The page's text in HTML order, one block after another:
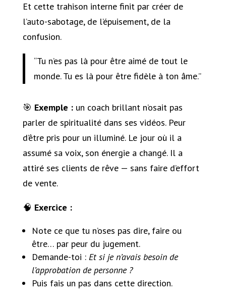
Et cette trahison interne finit par créer de
l’auto-sabotage, de l’épuisement, de la
confusion.
“Tu n’es pas là pour être aimé de tout le
monde. Tu es là pour être fidèle à ton âme.”
🎯 Exemple :un coach brillant n’osait pas
parler de spiritualité dans ses vidéos. Peur
d’être pris pour un illuminé. Le jour où il a
assumé sa voix, son énergie a changé. Il a
attiré ses clients de rêve — sans faire d’effort
de vente.
🧠 Exercice :
Note ce que tu n’oses pas dire, faire ou
être… par peur du jugement.
Demande-toi : Et si je n’avais besoin de
l’approbation de personne ?
Puis fais un pas dans cette direction.